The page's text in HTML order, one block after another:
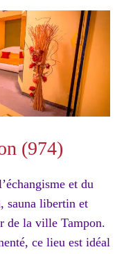
(974)
et du
sauna libertin et
de la ville Tampon.
ce lieu est idéal